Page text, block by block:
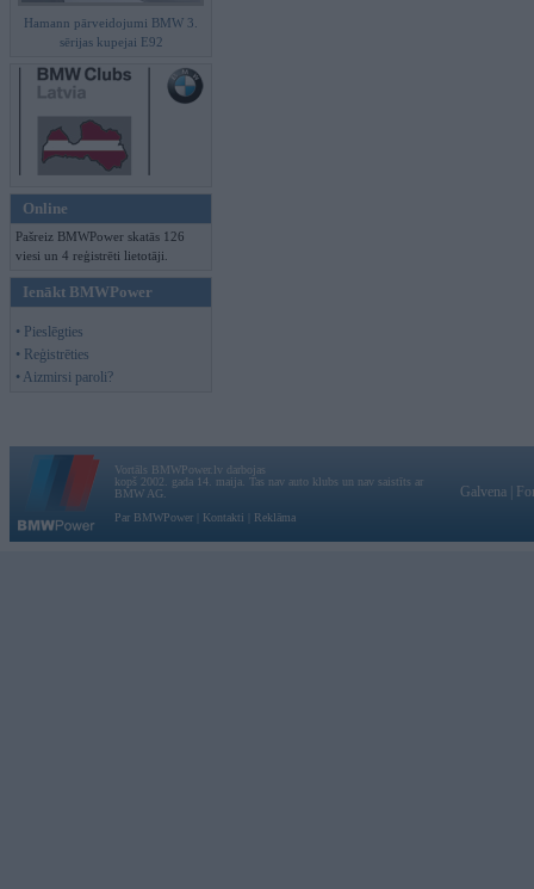
Hamann pārveidojumi BMW 3.
sērijas kupejai E92
Online
Pašreiz BMWPower skatās 126
viesi un 4 reģistrēti lietotāji.
Ienākt BMWPower
• Pieslēgties
• Reģistrēties
• Aizmirsi paroli?
Vortāls BMWPower.lv darbojas
kopš 2002. gada 14. maija. Tas nav auto klubs un nav saistīts ar
BMW AG.
Par BMWPower
Kontakti Reklāma
Galvena